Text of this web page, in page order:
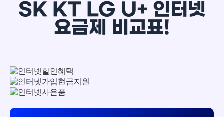
SK KT LG U+ 인터넷
요금제 비교표!